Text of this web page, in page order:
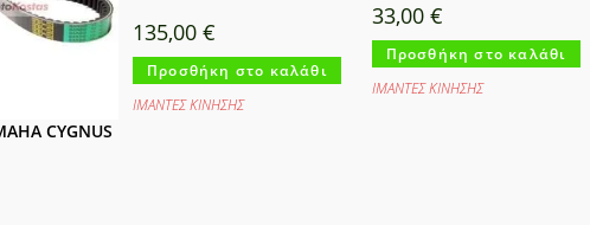
CYGNUS
135,00€
Προσθήκη στο καλάθι
ΙΜΑΝΤΕΣ ΚΙΝΗΣΗΣ
33,00 €
Προσθήκη στο καλάθι
ΙΜΑΝΤΕΣ ΚΙΝΗΣΗΣ